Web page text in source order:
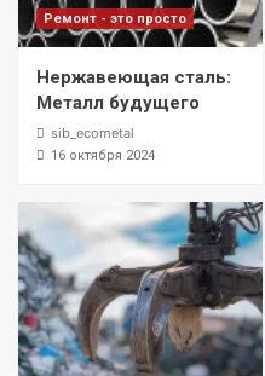
Ремонт - это просто
Нержавеющая сталь:
Металл будущего
sib_ecometal
16 октября 2024